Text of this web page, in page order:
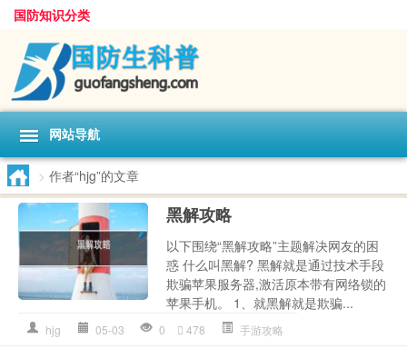
国防知识分类
网站导航
> 作者“hjg”的文章
黑解攻略
以下围绕“黑解攻略”主题解决网友的困
惑 什么叫黑解? 黑解就是通过技术手段
欺骗苹果服务器,激活原本带有网络锁的
苹果手机。 1、就黑解就是欺骗...
hjg 05-03 0 478 手游攻略